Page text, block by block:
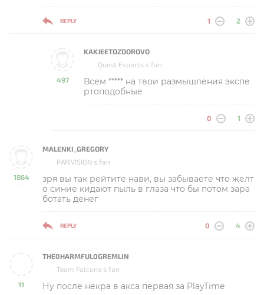
REPLY 1 2
497
-
KAKJEETOZDOROVO
Quest Esports s fan
Всем ***** на твои размышления экспе
ртоподобные
0 1
1864
-
MALENKI_GREGORY
PARIVISION s fan
зря вы так рейтите нави, вы забываете что желт
о синие кидают пыль в глаза что бы потом зара
ботать денег
REPLY 0 4
11
-
THE0HARMFUL0GREMLIN
Team Falcons s fan
Ну после некра в акса первая за PlayTime